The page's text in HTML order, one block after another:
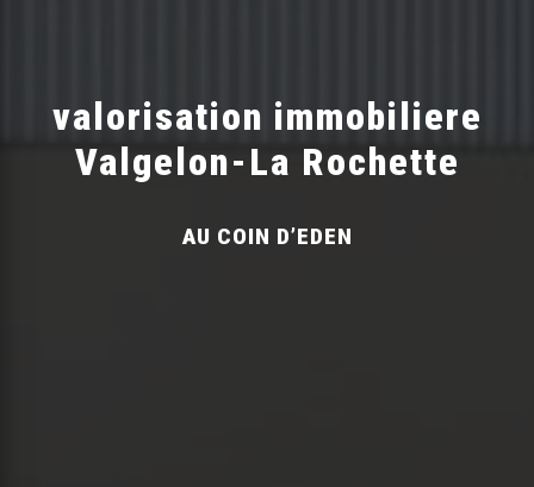
valorisation immobiliere
Valgelon-La Rochette
AU COIN D’EDEN